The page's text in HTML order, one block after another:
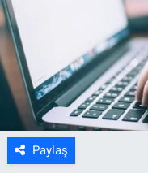
Paylaş